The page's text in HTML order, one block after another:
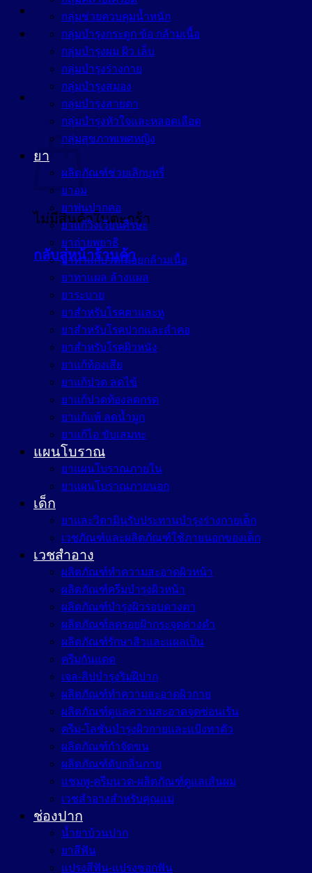
ตะกร้าสินค้า
ไม่มีสินค้าในตะกร้า
กลับสู่หน้าร้านค้า
กลุ่มช่วยควบคุมน้ำหนัก
กลุ่มบำรุงกระดูก ข้อ กล้ามเนื้อ
กลุ่มบำรุงผม ผิว เล็บ
กลุ่มบำรุงร่างกาย
กลุ่มบำรุงสมอง
กลุ่มบำรุงสายตา
กลุ่มบำรุงหัวใจและหลอดเลือด
กลุ่มสุขภาพเพศหญิง
ยา
ผลิตภัณฑ์ช่วยเลิกบุหรี่
ยาอม
ยาพ่นปากคอ
ยาแก้วิงเวียนศีรษะ
ยาถ่ายพยาธิ
ยาทาแก้ปวดเมื่อยกล้ามเนื้อ
ยาทาแผล ล้างแผล
ยาระบาย
ยาสำหรับโรคตาและหู
ยาสำหรับโรคปากและลำคอ
ยาสำหรับโรคผิวหนัง
ยาแก้ท้องเสีย
ยาแก้ปวด ลดไข้
ยาแก้ปวดท้องลดกรด
ยาแก้แพ้ ลดน้ำมูก
ยาแก้ไอ ขับเสมหะ
แผนโบราณ
ยาแผนโบราณภายใน
ยาแผนโบราณภายนอก
เด็ก
ยาและวิตามินรับประทานบำรุงร่างกายเด็ก
เวชภัณฑ์และผลิตภัณฑ์ใช้ภายนอกของเด็ก
เวชสำอาง
ผลิตภัณฑ์ทำความสะอาดผิวหน้า
ผลิตภัณฑ์ครีมบำรุงผิวหน้า
ผลิตภัณฑ์บำรุงผิวรอบดวงตา
ผลิตภัณฑ์ลดรอยฝ้ากระจุดด่างดำ
ผลิตภัณฑ์รักษาสิวและแผลเป็น
ครีมกันแดด
เจล-ลิปบำรุงริมฝีปาก
ผลิตภัณฑ์ทำความสะอาดผิวกาย
ผลิตภัณฑ์ดูแลความสะอาดจุดซ่อนเร้น
ครีม-โลชั่นบำรุงผิวกายและแป้งทาตัว
ผลิตภัณฑ์กำจัดขน
ผลิตภัณฑ์ดับกลิ่นกาย
แชมพู-ครีมนวด-ผลิตภัณฑ์ดูแลเส้นผม
เวชสำอางสำหรับคุณแม่
ช่องปาก
น้ำยาบ้วนปาก
ยาสีฟัน
แปรงสีฟัน-แปรงซอกฟัน